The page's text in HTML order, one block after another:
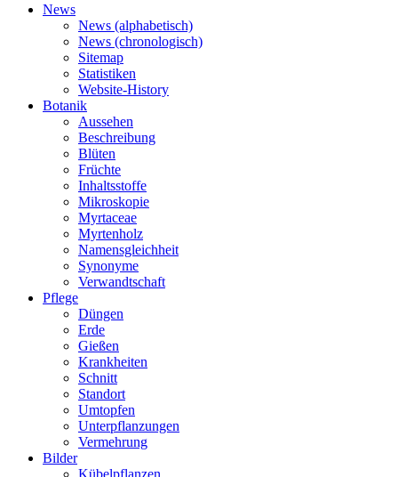
News
News (alphabetisch)
News (chronologisch)
Sitemap
Statistiken
Website-History
Botanik
Aussehen
Beschreibung
Blüten
Früchte
Inhaltsstoffe
Mikroskopie
Myrtaceae
Myrtenholz
Namensgleichheit
Synonyme
Verwandtschaft
Pflege
Düngen
Erde
Gießen
Krankheiten
Schnitt
Standort
Umtopfen
Unterpflanzungen
Vermehrung
Bilder
Kübelpflanzen